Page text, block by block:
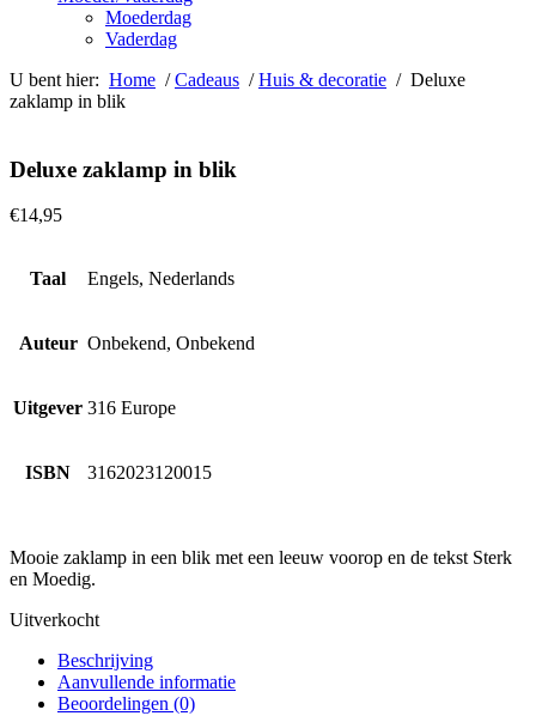
Moederdag
Vaderdag
U bent hier: Home /Cadeaus /Huis & decoratie / Deluxe
zaklamp in blik
Deluxe zaklamp in blik
€14,95
Taal Engels, Nederlands
Auteur Onbekend, Onbekend
Uitgever 316 Europe
ISBN 3162023120015
Mooie zaklamp in een blik met een leeuw voorop en de tekst Sterk
en Moedig.
Uitverkocht
Beschrijving
Aanvullende informatie
Beoordelingen (0)